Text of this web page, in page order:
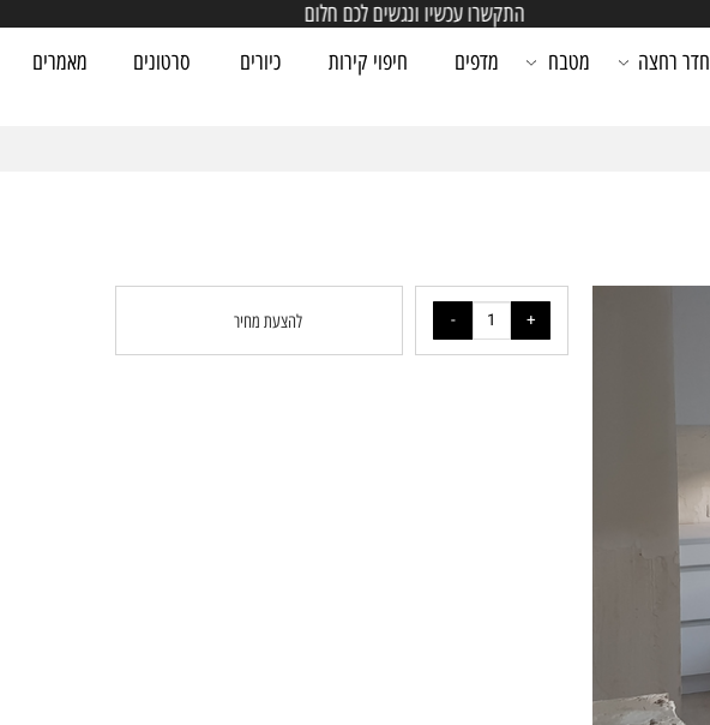
התקשרו עכשיו ונגשים לכם חלום
מטבח מדפים חיפוי קירות כיורים סרטונים מאמרים
להצעת מחיר